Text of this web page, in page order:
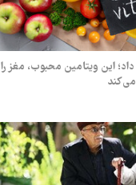
این ویتامین محبوب، مغز را